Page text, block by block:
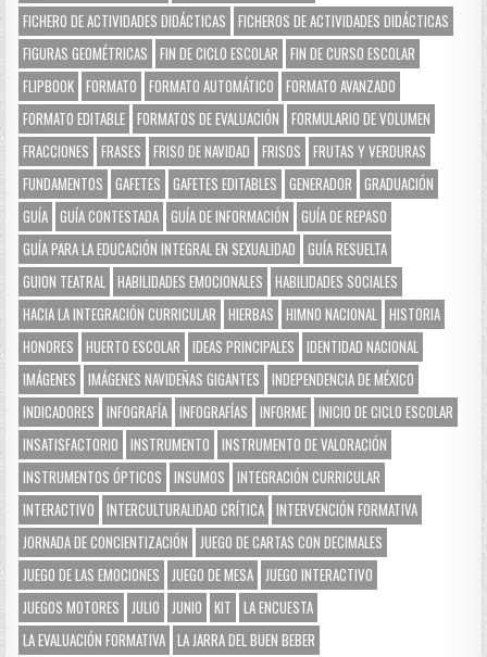
FICHERO DE ACTIVIDADES DIDÁCTICAS
FICHEROS DE ACTIVIDADES DIDÁCTICAS
FIGURAS GEOMÉTRICAS
FIN DE CICLO ESCOLAR
FIN DE CURSO ESCOLAR
FLIPBOOK FORMATO FORMATO AUTOMÁTICO
FORMATO AVANZADO
FORMATO EDITABLE FORMATOS DE EVALUACIÓN
FORMULARIO DE VOLUMEN
FRACCIONES
FRASES FRISO DE NAVIDAD FRISOS
FRUTAS Y VERDURAS
FUNDAMENTOS
GAFETES GAFETES EDITABLES GENERADOR
GRADUACIÓN
GUÍA GUÍA CONTESTADA GUÍA DE INFORMACIÓN
GUÍA DE REPASO
GUÍA PARA LA EDUCACIÓN INTEGRAL EN SEXUALIDAD
GUÍA RESUELTA
GUION TEATRAL
HABILIDADES EMOCIONALES
HABILIDADES SOCIALES
HACIA LA INTEGRACIÓN CURRICULAR
HIERBAS HIMNO NACIONAL
HISTORIA
HONORES
HUERTO ESCOLAR IDEAS PRINCIPALES
IDENTIDAD NACIONAL
IMÁGENES
IMÁGENES NAVIDEÑAS GIGANTES
INDEPENDENCIA DE MÉXICO
INDICADORES
INFOGRAFÍA INFOGRAFÍAS INFORME INICIO DE CICLO ESCOLAR
INSATISFACTORIO
INSTRUMENTO
INSTRUMENTO DE VALORACIÓN
INSTRUMENTOS ÓPTICOS
INSUMOS
INTEGRACIÓN CURRICULAR
INTERACTIVO
INTERCULTURALIDAD CRÍTICA INTERVENCIÓN FORMATIVA
JORNADA DE CONCIENTIZACIÓN
JUEGO DE CARTAS CON DECIMALES
JUEGO DE LAS EMOCIONES
JUEGO DE MESA JUEGO INTERACTIVO
JUEGOS MOTORES
JULIO JUNIO KIT
LA ENCUESTA
LA EVALUACIÓN FORMATIVA LA JARRA DEL BUEN BEBER